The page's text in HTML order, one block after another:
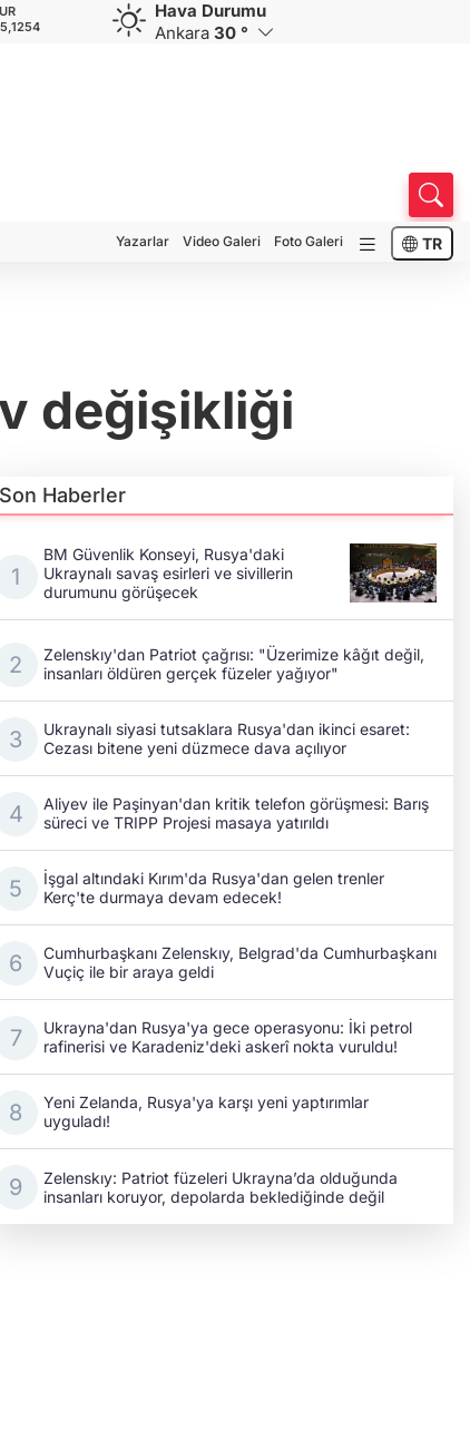
CHF
59,0083
CAD
34,1883
Hava Durumu
Ankara 30 °
Yazarlar Video Galeri Foto Galeri TR
değişikliği
Son Haberler
BM Güvenlik Konseyi, Rusya'daki
Ukraynalı savaş esirleri ve sivillerin
durumunu görüşecek
Zelenskıy'dan Patriot çağrısı: "Üzerimize kâğıt değil,
insanları öldüren gerçek füzeler yağıyor"
Ukraynalı siyasi tutsaklara Rusya'dan ikinci esaret:
Cezası bitene yeni düzmece dava açılıyor
Aliyev ile Paşinyan'dan kritik telefon görüşmesi: Barış
süreci ve TRIPP Projesi masaya yatırıldı
İşgal altındaki Kırım'da Rusya'dan gelen trenler
Kerç'te durmaya devam edecek!
Cumhurbaşkanı Zelenskıy, Belgrad'da Cumhurbaşkanı
Vuçiç ile bir araya geldi
Ukrayna'dan Rusya'ya gece operasyonu: İki petrol
rafinerisi ve Karadeniz'deki askerî nokta vuruldu!
Yeni Zelanda, Rusya'ya karşı yeni yaptırımlar
uyguladı!
Zelenskıy: Patriot füzeleri Ukrayna’da olduğunda
insanları koruyor, depolarda beklediğinde değil